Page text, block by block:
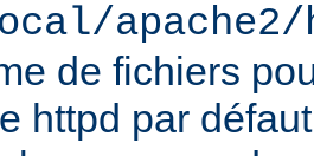
de fichiers
httpd par